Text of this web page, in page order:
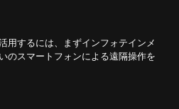
用するには、まずインフォテインメ
のスマートフォンによる遠隔操作を